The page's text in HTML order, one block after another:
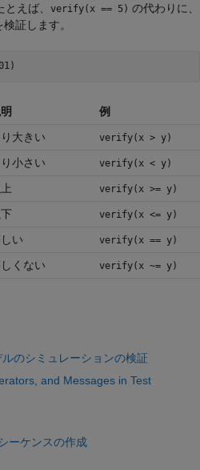
えば、 verify(x == 5) の代わりに、
検証します。
例
大きい verify(x > y)
小さい verify(x < y)
verify(x >= y)
verify(x <= y)
い verify(x == y)
くない verify(x ~= y)
のシミュレーションの検証
and Messages in Test
ーケンスの作成